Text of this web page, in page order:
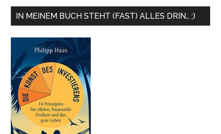
IN MEINEM BUCH STEHT (FAST) ALLES DRIN… ;)